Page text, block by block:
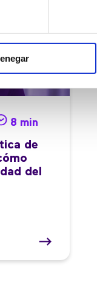
8 min
de
del